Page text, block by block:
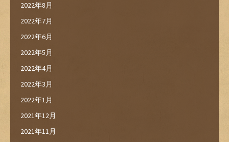
2022年8月
2022年7月
2022年6月
2022年5月
2022年4月
2022年3月
2022年1月
2021年12月
2021年11月